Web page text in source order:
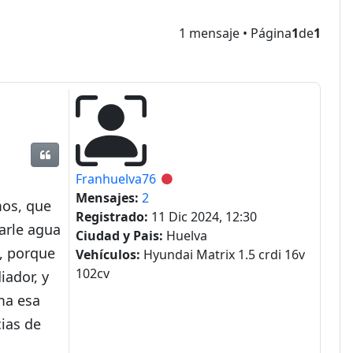
1 mensaje • Página1de1
Franhuelva76 Desconectado
Mensajes: 2
Registrado: 11 Dic 2024, 12:30
Ciudad y Pais: Huelva
Vehículos: Hyundai Matrix 1.5 crdi 16v
102cv
que
agua
porque
y
esa
de